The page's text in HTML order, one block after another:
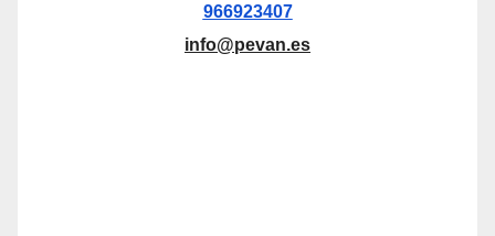
966923407
info@pevan.es